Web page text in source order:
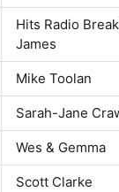
Hits Radio
James
Mike Toolan
Sarah-Jane
Wes & Gemma
Scott Clarke